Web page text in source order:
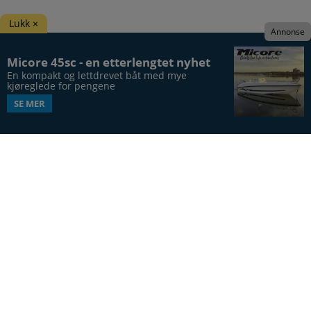
Micore 45sc - en etterlengtet nyhet
En kompakt og lettdrevet båt med mye
kjøreglede for pengene
SE MER
Annonse
Lukk ×